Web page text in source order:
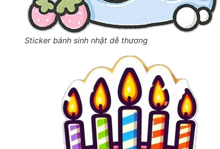
Sticker bánh sinh nhật dễ thương